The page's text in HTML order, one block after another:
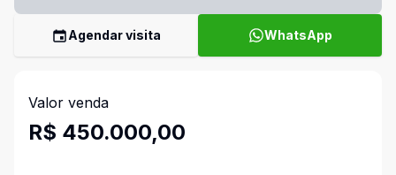
Agendar visita WhatsApp
Valor venda
R$ 450.000,00